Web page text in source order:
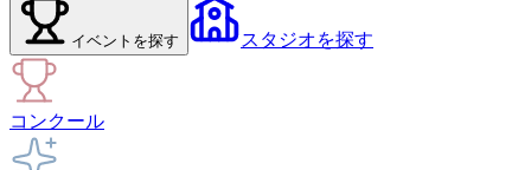
イベント を探す スタジオを探す
コンクール